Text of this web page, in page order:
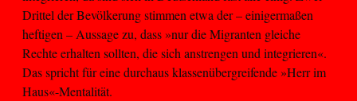
Drittel der Bevölkerung stimmen etwa der – einigermaßen
heftigen – Aussage zu, dass »nur die Migranten gleiche
Rechte erhalten sollten, die sich anstrengen und integrieren«.
Das spricht für eine durchaus klassenübergreifende »Herr im
Haus«-Mentalität.